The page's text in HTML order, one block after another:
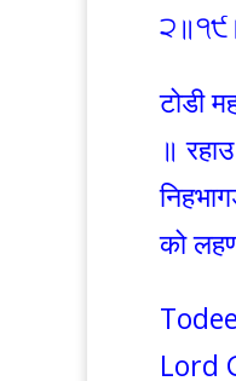
टोडी
॥
को
Lord